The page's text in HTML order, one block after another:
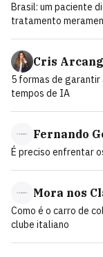
Brasil: um paciente
tratamento
Cris
5 formas de garantir
tempos de IA
Fernando
É preciso enfrentar
Mora nos
Como é o carro de
clube italiano